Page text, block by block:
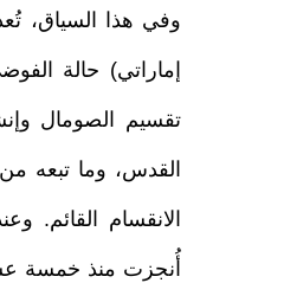
وفي هذا السياق،
إماراتي) حالة
تقسيم الصومال
الانقسام القائم.
أُنجزت منذ خمسة